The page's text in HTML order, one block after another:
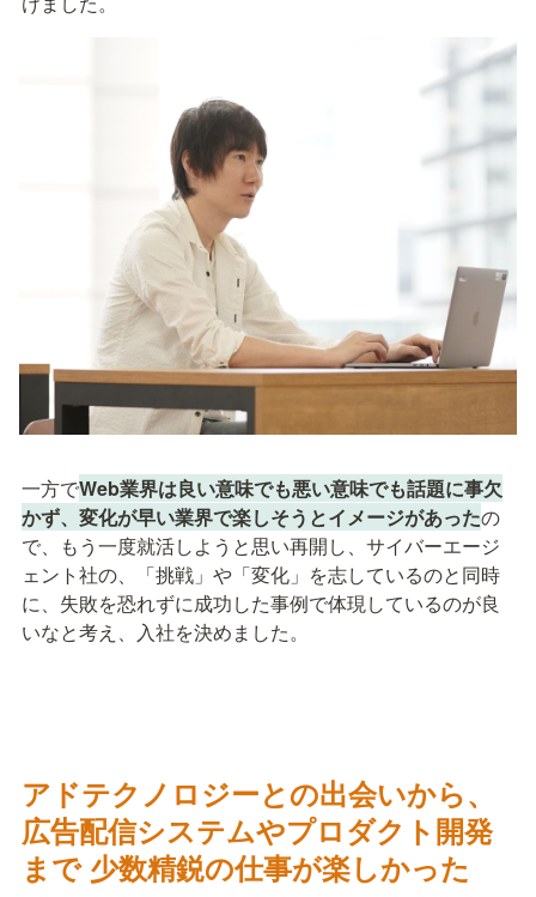
一方でWeb業界は良い意味でも悪い意味でも話題に事欠
かず、変化が早い業界で楽しそうとイメージがあったの
で、もう一度就活しようと思い再開し、サイバーエージ
ェント社の、「挑戦」や「変化」を志しているのと同時
に、失敗を恐れずに成功した事例で体現しているのが良
いなと考え、入社を決めました。
アドテクノロジーとの出会いから、
広告配信システムやプロダクト開発
まで 少数精鋭の仕事が楽しかった